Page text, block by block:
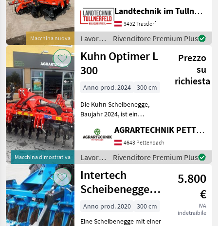
Macchina nuova
Warntafeln -Flexliner Walze
540mm -Hydraulischer
Tiefenverstellung -Striegel
zwischen hinterer
Scheibenre
Landtechnik im Tullnerfeld Wilhelm Bayerl GmbH
3452 Trasdorf
Lavorazione
terreno
/ Kuhn
Rivenditore Premium Plus
Macchina dimostrativa
Kuhn Optimer L
300
Prezzo
su
richiesta
Anno prod. 2024
300 cm
Die Kuhn Scheibenegge,
Baujahr 2024, ist ein
landwirtschaftliches Gerät,
das speziell für effiziente
Bodenbearbeitung
entwickelt wurde. Mit einer
beeind
AGRARTECHNIK PETTENBACH GMBH
4643 Pettenbach
Lavorazione
terreno
/ Kuhn
Rivenditore Premium Plus
Intertech
Scheibenegge
3m
5.800
€
IVA
indetraibile
Anno prod. 2020
300 cm
Eine Scheibenegge mit einer